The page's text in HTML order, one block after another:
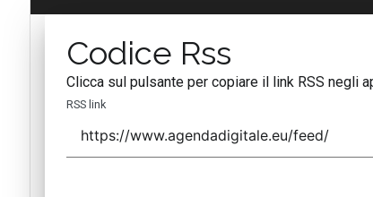
Codice Rss
Clicca sul pulsante per copiare il link RSS negli
RSS link